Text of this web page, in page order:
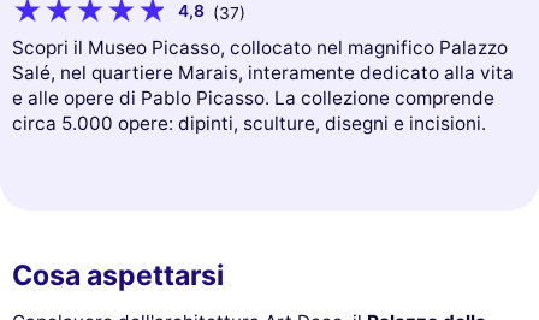
4,8 (37)
Scopri il Museo Picasso, collocato nel magnifico Palazzo
Salé, nel quartiere Marais, interamente dedicato alla vita
e alle opere di Pablo Picasso. La collezione comprende
circa 5.000 opere: dipinti, sculture, disegni e incisioni.
Cosa aspettarsi